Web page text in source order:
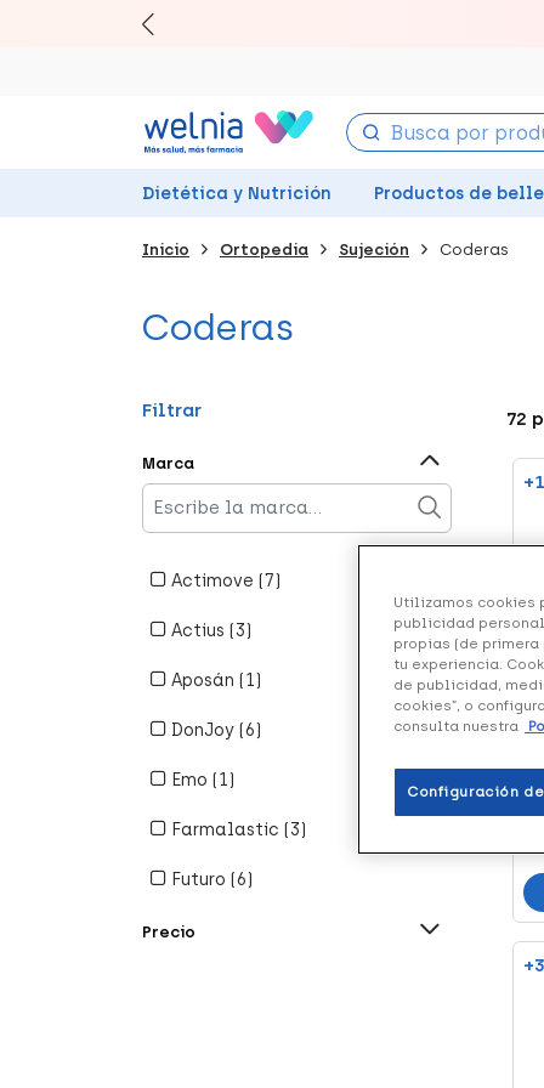
Canjea
Dietética y Nutrición Productos de
Inicio Ortopedia Sujeción Coderas
Coderas
Filtrar
Marca
Actimove (7)
Actius (3)
Aposán (1)
DonJoy (6)
Emo (1)
Farmalastic (3)
Refine By Marca: Farmalastic
Futuro (6)
Intex (2)
Precio
72
Utilizamos cookies
publicidad
propias (de
tu experiencia.
de publicidad,
cookies”, o
consulta nuestra
Configuración